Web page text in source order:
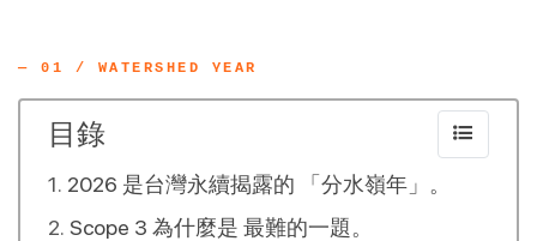
— 01 / WATERSHED YEAR
目錄
2026 是台灣永續揭露的 「分水嶺年」。
Scope 3 為什麼是 最難的一題。